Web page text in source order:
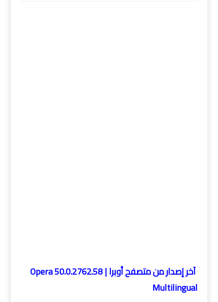
آخر إصدار من متصفح أوبرا | Opera 50.0.2762.58
Multilingual